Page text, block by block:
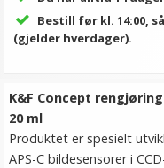
Bestill før kl. 14:00,
(gjelder hverdager).
K&F Concept
20 ml
Produktet er spesielt
APS-C bildesensorer i